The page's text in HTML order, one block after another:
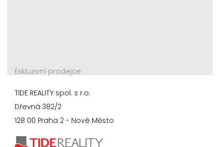
Exkluzivní prodejce
TIDE REALITY spol. s r.o.
Dřevná 382/2
128 00 Praha 2 - Nové Město